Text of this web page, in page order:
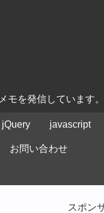
を発信しています。
jQuery javascript
お問い合わせ
スポン